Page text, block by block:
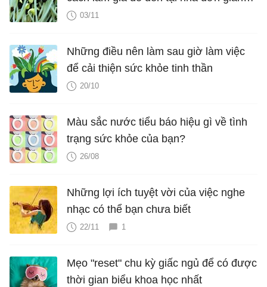
nhất03/11
Những điều nên làm sau giờ làm việc
để cải thiện sức khỏe tinh thần
20/10
Màu sắc nước tiểu báo hiệu gì về tình
trạng sức khỏe của bạn?
26/08
Những lợi ích tuyệt vời của việc nghe
nhạc có thể bạn chưa biết
22/11 1
Mẹo "reset" chu kỳ giấc ngủ để có được
thời gian biểu khoa học nhất